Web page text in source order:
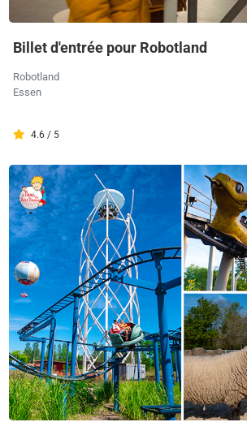
Billet d'entrée pour Robotland
Robotland
Essen
4.6 / 5